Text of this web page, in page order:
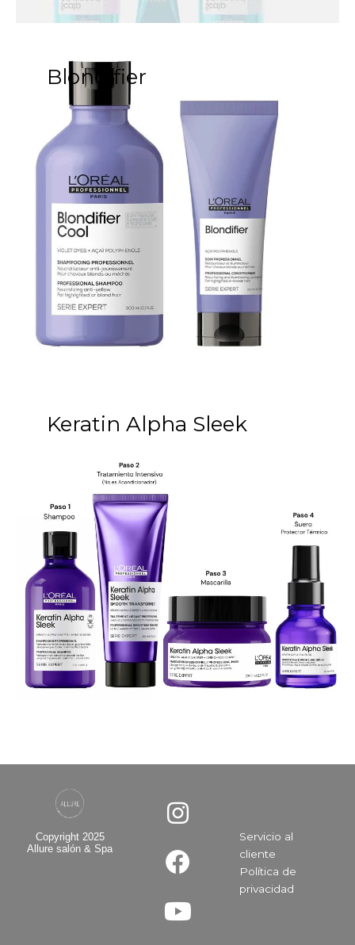
Blondifier
Keratin Alpha Sleek
Copyright 2025
Allure salón & Spa
I
n
s
t
a
g
F
a
c
e
b
o
Y
o
u
t
u
b
Servicio al
cliente
Política de
privacidad​